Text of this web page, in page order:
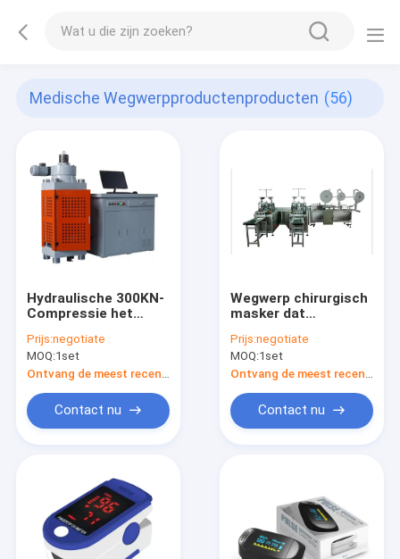
Medische Wegwerpproductenproducten (56)
Hydraulische 300KN-
Compressie het
Burgerlijke
bouwkundematerialen
Prijs:negotiate
MOQ:1set
Contact nu
Wegwerp chirurgisch
masker dat
maakt Directe
verkoop
Prijs:negotiate
MOQ:1set
Contact nu